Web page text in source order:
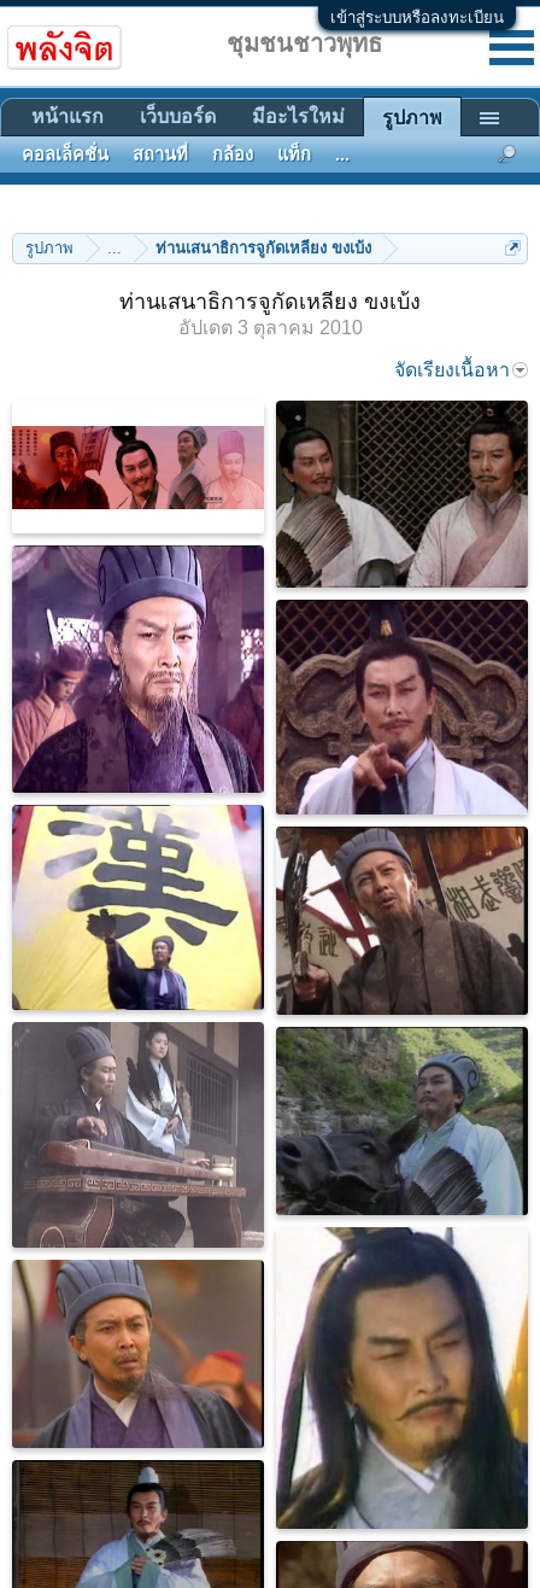
เข้าสู่ระบบหรือลงทะเบียน
รูปภาพ ... ท่านเสนาธิการจูกัดเหลียง ขงเบ้ง
ท่านเสนาธิการจูกัดเหลียง ขงเบ้ง
อัปเดต 3 ตุลาคม 2010
จัดเรียงเนื้อหา
ชุมชนชาวพุทธ
หน้าแรก เว็บบอร์ด มีอะไรใหม่ รูปภาพ
คอลเล็คชั่น สถานที่ กล้อง แท็ก ...